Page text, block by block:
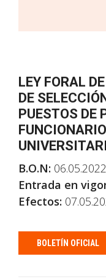
LEY FORAL
DE
PUESTOS DE
B.O.N: 06.05.2022
Entrada en
Efectos:
BOLETÍN OFICIAL